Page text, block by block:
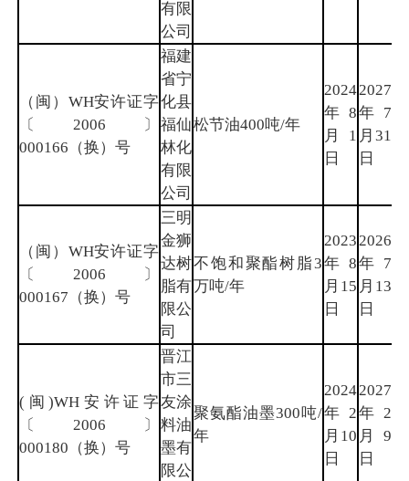
有限
公司
（闽）WH安许证字
〔2006〕
000166（换）号
福建
省宁
化县
福仙
林化
有限
公司
松节油400吨/年
2024
年8
月1
日
2027
年7
月31
日
（闽）WH安许证字
〔2006〕
000167（换）号
三明
金狮
达树
脂有
限公
司
不饱和聚酯树脂3
万吨/年
2023
年8
月15
日
2026
年7
月13
日
(闽)WH安许证字
〔2006〕
000180（换）号
晋江
市三
友涂
料油
墨有
限公
聚氨酯油墨300吨/
年
2024
年2
月10
日
2027
年2
月9
日